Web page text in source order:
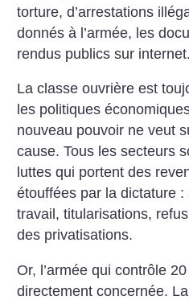
torture, d’arrestations
donnés à l’armée, les
rendus publics sur internet.
La classe ouvrière est
les politiques
nouveau pouvoir ne veut
cause. Tous les secteurs
luttes qui portent des
étouffées par la dictature
travail, titularisations,
des privatisations.
Or, l’armée qui contrôle 20
directement concernée.